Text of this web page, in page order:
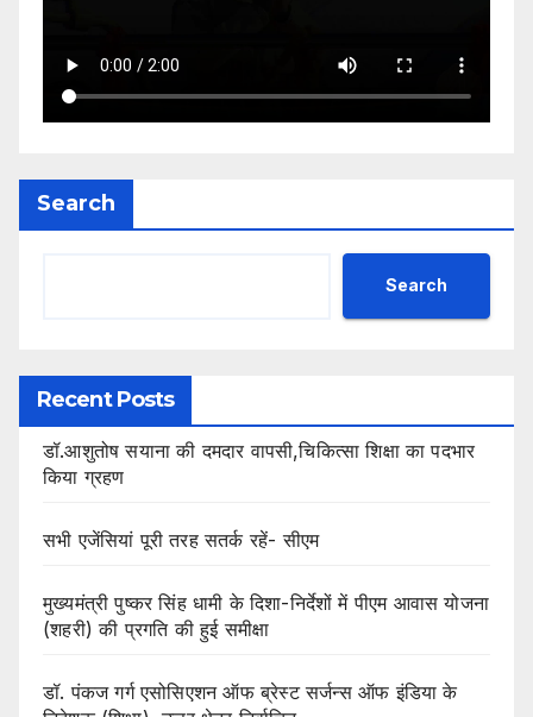
Search
Search
Recent Posts
डॉ.आशुतोष सयाना की दमदार वापसी,चिकित्सा शिक्षा का पदभार
किया ग्रहण
सभी एजेंसियां पूरी तरह सतर्क रहें- सीएम
मुख्यमंत्री पुष्कर सिंह धामी के दिशा-निर्देशों में पीएम आवास योजना
(शहरी) की प्रगति की हुई समीक्षा
डॉ. पंकज गर्ग एसोसिएशन ऑफ ब्रेस्ट सर्जन्स ऑफ इंडिया के